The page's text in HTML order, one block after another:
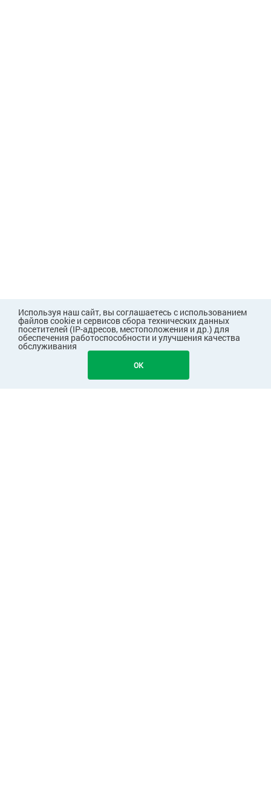
В КОРЗИНУ 208
Используя наш сайт, вы соглашаетесь с использованием
файлов cookie и сервисов сбора технических данных
посетителей (IP-адресов, местоположения и др.) для
обеспечения работоспособности и улучшения качества
обслуживания
OK